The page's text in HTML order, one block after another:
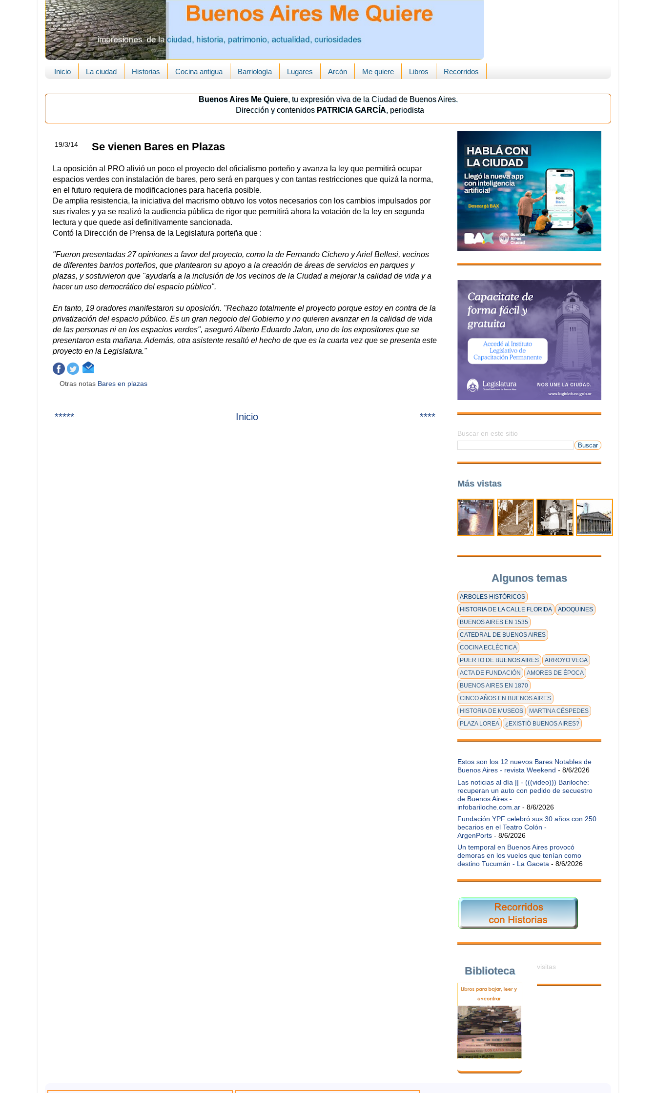
Inicio La ciudad Historias Cocina antigua Barriología Lugares Arcón Me quiere Libros Recorridos
Buenos Aires Me Quiere, tu expresión viva de la Ciudad de Buenos Aires.
Dirección y contenidos PATRICIA GARCÍA, periodista
19/3/14 Se vienen Bares en Plazas
La oposición al PRO alivió un poco el proyecto del oficialismo porteño y avanza la ley que permitirá ocupar
espacios verdes con instalación de bares, pero será en parques y con tantas restricciones que quizá la norma,
en el futuro requiera de modificaciones para hacerla posible.
De amplia resistencia, la iniciativa del macrismo obtuvo los votos necesarios con los cambios impulsados por
sus rivales y ya se realizó la audiencia pública de rigor que permitirá ahora la votación de la ley en segunda
lectura y que quede así definitivamente sancionada.
Contó la Dirección de Prensa de la Legislatura porteña que :
"Fueron presentadas 27 opiniones a favor del proyecto, como la de Fernando Cichero y Ariel Bellesi, vecinos
de diferentes barrios porteños, que plantearon su apoyo a la creación de áreas de servicios en parques y
plazas, y sostuvieron que "ayudaría a la inclusión de los vecinos de la Ciudad a mejorar la calidad de vida y a
hacer un uso democrático del espacio público".
En tanto, 19 oradores manifestaron su oposición. "Rechazo totalmente el proyecto porque estoy en contra de la
privatización del espacio público. Es un gran negocio del Gobierno y no quieren avanzar en la calidad de vida
de las personas ni en los espacios verdes", aseguró Alberto Eduardo Jalon, uno de los expositores que se
presentaron esta mañana. Además, otra asistente resaltó el hecho de que es la cuarta vez que se presenta este
proyecto en la Legislatura."
Otras notas Bares en plazas
***** ****
Inicio
Buscar en este sitio
Más vistas
Algunos temas
ARBOLES HISTÓRICOS
HISTORIA DE LA CALLE FLORIDA
ADOQUINES
BUENOS AIRES EN 1535
CATEDRAL DE BUENOS AIRES
COCINA ECLÉCTICA
PUERTO DE BUENOS AIRES
ARROYO VEGA
ACTA DE FUNDACIÓN
AMORES DE ÉPOCA
BUENOS AIRES EN 1870
CINCO AÑOS EN BUENOS AIRES
HISTORIA DE MUSEOS
MARTINA CÉSPEDES
PLAZA LOREA
¿EXISTIÓ BUENOS AIRES?
Estos son los 12 nuevos Bares Notables de
Buenos Aires - revista Weekend - 8/6/2026
Las noticias al día || - (((video))) Bariloche:
recuperan un auto con pedido de secuestro
de Buenos Aires -
infobariloche.com.ar - 8/6/2026
Fundación YPF celebró sus 30 años con 250
becarios en el Teatro Colón -
ArgenPorts - 8/6/2026
Un temporal en Buenos Aires provocó
demoras en los vuelos que tenían como
destino Tucumán - La Gaceta - 8/6/2026
Biblioteca visitas